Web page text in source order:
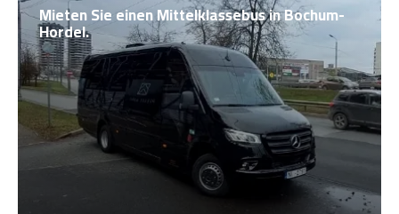
Mieten Sie einen Mittelklassebus in Bochum-
Hordel.